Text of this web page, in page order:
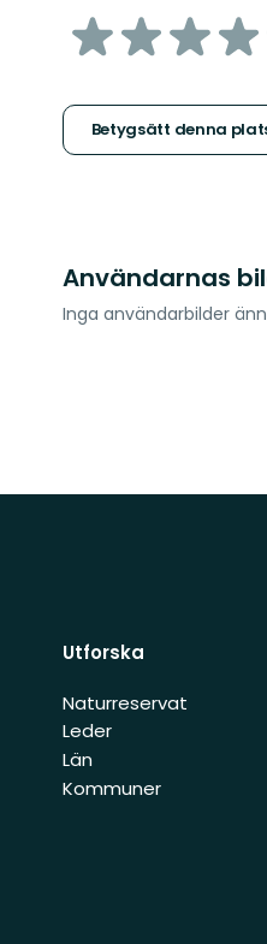
av
stjärnor
Betygsätt denna
Användarnas
Inga användarbilder
Utforska
Naturreservat
Leder
Län
Kommuner